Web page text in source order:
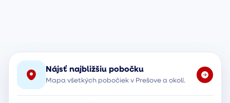
Nájsť najbližšiu pobočku
Mapa všetkých pobočiek v Prešove a okolí.